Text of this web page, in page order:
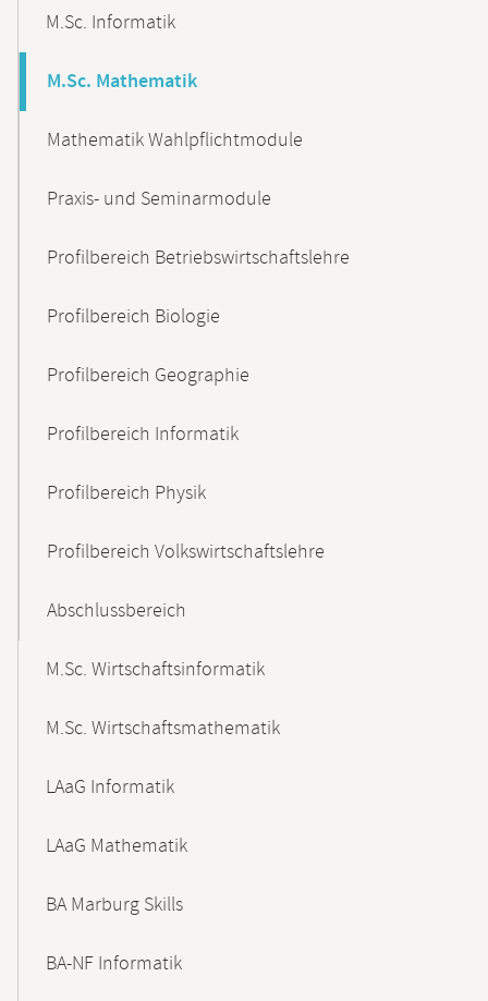
M.Sc. Informatik
M.Sc. Mathematik
Mathematik Wahlpflichtmodule
Praxis- und Seminarmodule
Profilbereich Betriebswirtschaftslehre
Profilbereich Biologie
Profilbereich Geographie
Profilbereich Informatik
Profilbereich Physik
Profilbereich Volkswirtschaftslehre
Abschlussbereich
M.Sc. Wirtschaftsinformatik
M.Sc. Wirtschaftsmathematik
LAaG Informatik
LAaG Mathematik
BA Marburg Skills
BA-NF Informatik